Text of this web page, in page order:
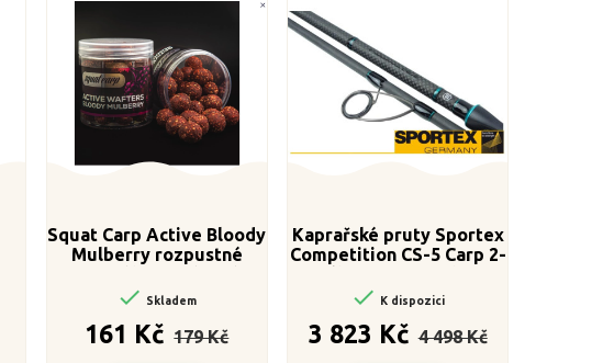
Squat Carp Active Bloody
Mulberry rozpustné
boilies 20 mm
 Skladem
161 Kč
cena
179 Kč
Kaprařské pruty Sportex
Competition CS-5 Carp 2-
 K dispozici
3 823 Kč cena
4 498 Kč
Cena